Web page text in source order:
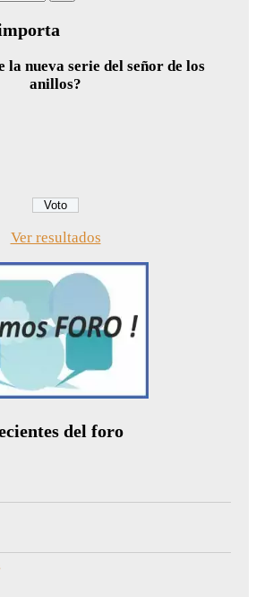
la nueva serie del señor de los
anillos?
Ver resultados
del foro